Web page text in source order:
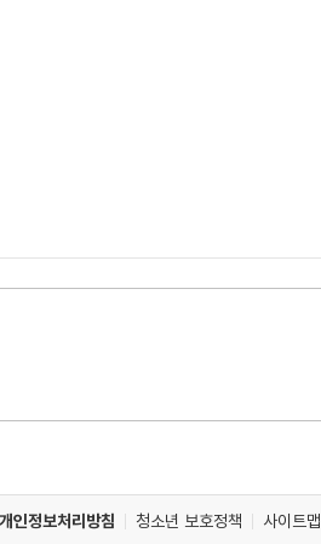
개인정보처리방침 청소년 보호정책 사이트맵